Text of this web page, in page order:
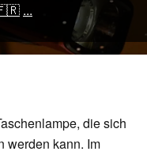
...
die sich
werden kann. Im